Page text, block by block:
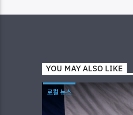
YOU MAY ALSO LIKE
로컬 뉴스